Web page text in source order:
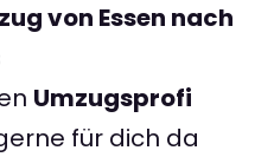
von Essen nach
Umzugsprofi
für dich da